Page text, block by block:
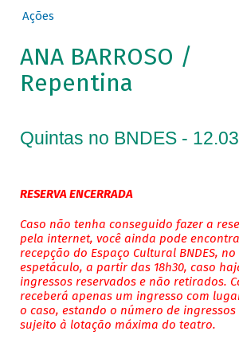
Ações
ANA BARROSO /
Repentina
Quintas no BNDES -
RESERVA ENCERRADA
Caso não tenha conseguido fazer a
pela internet, você ainda pode
recepção do Espaço Cultural BNDES,
espetáculo, a partir das 18h30, caso
ingressos reservados e não retirados.
receberá apenas um ingresso com
o caso, estando o número de
sujeito à lotação máxima do teatro.